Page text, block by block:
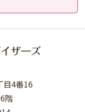
目4番16
階